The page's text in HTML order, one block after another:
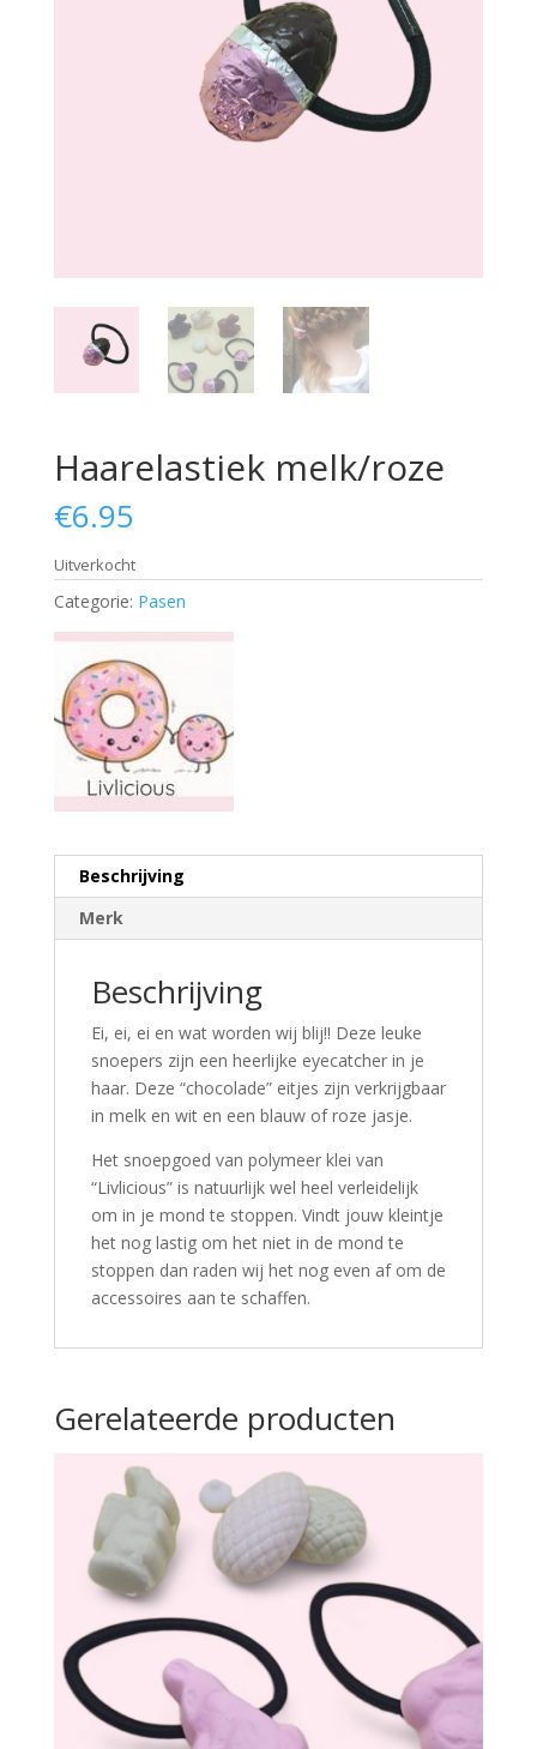
Haarelastiek melk/roze
€6.95
Uitverkocht
Categorie: Pasen
Beschrijving
Merk
Beschrijving
Ei, ei, ei en wat worden wij blij!! Deze leuke
snoepers zijn een heerlijke eyecatcher in je
haar. Deze “chocolade” eitjes zijn verkrijgbaar
in melk en wit en een blauw of roze jasje.
Het snoepgoed van polymeer klei van
“Livlicious” is natuurlijk wel heel verleidelijk
om in je mond te stoppen. Vindt jouw kleintje
het nog lastig om het niet in de mond te
stoppen dan raden wij het nog even af om de
accessoires aan te schaffen.
Gerelateerde producten